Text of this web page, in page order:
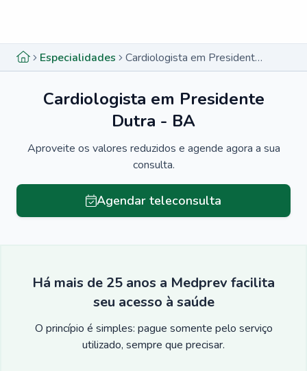
Especialidades Cardiologista em Presidente Dutra - BA
Cardiologista em Presidente
Dutra - BA
Aproveite os valores reduzidos e agende agora a sua
consulta.
Agendar teleconsulta
Há mais de 25 anos a Medprev facilita
seu acesso à saúde
O princípio é simples: pague somente pelo serviço
utilizado, sempre que precisar.